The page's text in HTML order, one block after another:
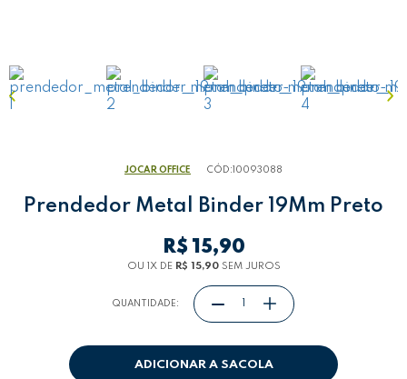
JOCAR OFFICE CÓD: 10093088
Prendedor Metal Binder 19Mm Preto
R$ 15,90
OU 1XDE R$ 15,90SEM JUROS
QUANTIDADE:
ADICIONAR A SACOLA